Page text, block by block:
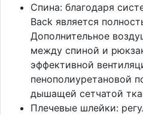
Спина: благодаря
Back является
Дополнительное
между спиной и
эффективной
пенополиуретановой
дышащей сетчатой
Плечевые шлейки: